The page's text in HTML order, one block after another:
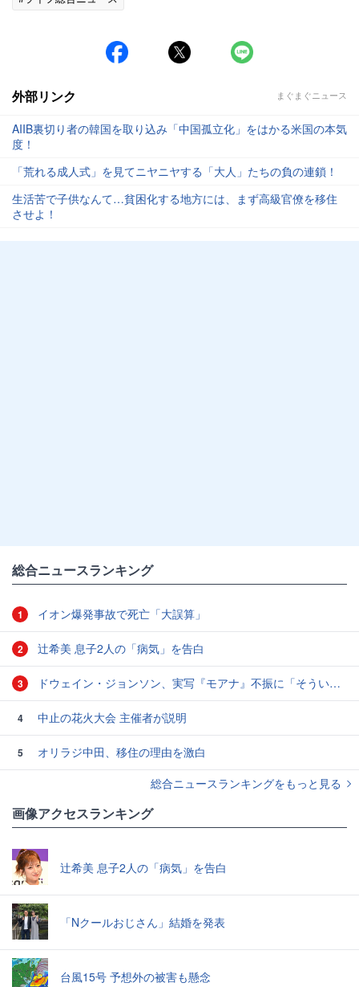
外部リンク まぐまぐニュース
AIIB裏切り者の韓国を取り込み「中国孤立化」をはかる米国の本気
度！
「荒れる成人式」を見てニヤニヤする「大人」たちの負の連鎖！
生活苦で子供なんて…貧困化する地方には、まず高級官僚を移住
させよ！
総合ニュースランキング
1 イオン爆発事故で死亡「大誤算」
2 辻希美 息子2人の「病気」を告白
3 ドウェイン・ジョンソン、実写『モアナ』不振に「そういうこともある」と本音
4 中止の花火大会 主催者が説明
5
オリラジ中田、移住の理由を激白
総合ニュースランキングをもっと見る
画像アクセスランキング
辻希美 息子2人の「病気」を告白
「Nクールおじさん」結婚を発表
台風15号 予想外の被害も懸念